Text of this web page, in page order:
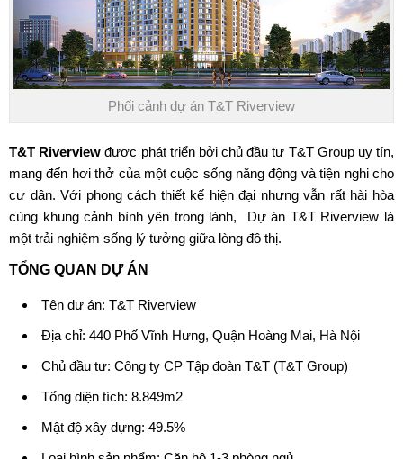
Phối cảnh dự án T&T Riverview
T&T Riverviewđược phát triển bởi chủ đầu tư T&T Group uy tín,
mang đến hơi thở của một cuộc sống năng động và tiện nghi cho
cư dân. Với phong cách thiết kế hiện đại nhưng vẫn rất hài hòa
cùng khung cảnh bình yên trong lành, Dự án T&T Riverview là
một trải nghiệm sống lý tưởng giữa lòng đô thị.
TỔNG QUAN DỰ ÁN
Tên dự án: T&T Riverview
Địa chỉ: 440 Phố Vĩnh Hưng, Quận Hoàng Mai, Hà Nội
Chủ đầu tư: Công ty CP Tập đoàn T&T (T&T Group)
Tổng diện tích: 8.849m2
Mật độ xây dựng: 49.5%